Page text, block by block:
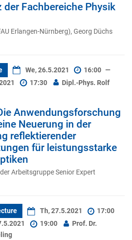
der Fachbereiche Physik
Erlangen-Nürnberg), Georg Düchs
We, 26.5.2021 16:00 —
17:30
Dipl.-Phys. Rolf
Anwendungsforschung
Neuerung in der
reflektierender
für leistungsstarke
Arbeitsgruppe Senior Expert
Th, 27.5.2021
17:00
19:00
Prof. Dr.